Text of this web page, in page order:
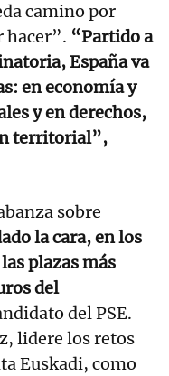
camino por
hacer”. “Partido a
España va
en economía y
y en derechos,
territorial”,
sobre
la cara, en los
plazas más
del
del PSE.
lidere los retos
Euskadi, como